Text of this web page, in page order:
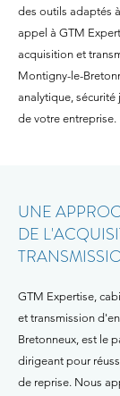
des outils adaptés
appel à GTM
acquisition et
Montigny-le-
analytique,
de votre entreprise.
UNE
DE
GTM Expertise,
et transmission
Bretonneux, est le
dirigeant pour
de reprise. Nous